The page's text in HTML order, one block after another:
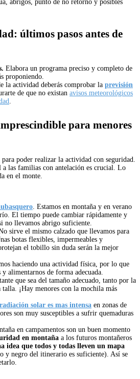
abrigos, punto de no retorno y posibles
últimos pasos antes de
Elabora un programa preciso y completo de
proponiendo.
la actividad deberás comprobar la previsión
de que no existan avisos meteorológicos
para menores
para poder realizar la actividad con seguridad.
las familias con antelación es crucial. Lo
en el monte.
. Estamos en montaña y en verano
El tiempo puede cambiar rápidamente y
no llevamos abrigo suficiente.
No sirve el mismo calzado que llevamos para
botas flexibles, impermeables y
el tobillo sin duda serán la mejor
haciendo una actividad física, por lo que
alimentarnos de forma adecuada.
que sea del tamaño adecuado, tanto por la
¡Hay menores con la mochila más
solar es mas intensa en zonas de
son muy susceptibles a sufrir quemaduras
en campamentos son un buen momento
en montaña a los futuros montañeros
idea que todos y todas lleven un mapa
y negro del itinerario es suficiente). Así se